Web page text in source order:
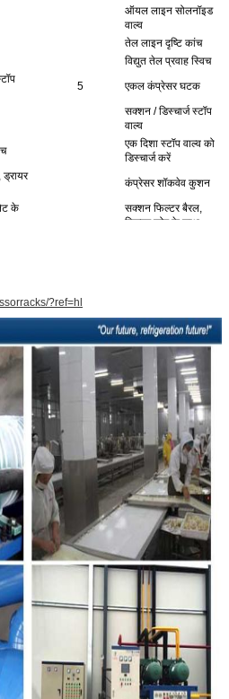
ऑयल लाइन सोलनॉइड
वाल्व
तेल लाइन दृष्टि कांच
विद्युत तेल प्रवाह स्विच
5 एकल कंप्रेसर घटक
सक्शन / डिस्चार्ज स्टॉप
वाल्व
एक दिशा स्टॉप वाल्व को
डिस्चार्ज करें
कंप्रेसर शॉकवेव कुशन
के
सक्शन फिल्टर बैरल,
फिल्टर कोर के साथ
स्टॉप
?ref=hl